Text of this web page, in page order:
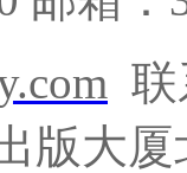
版大厦